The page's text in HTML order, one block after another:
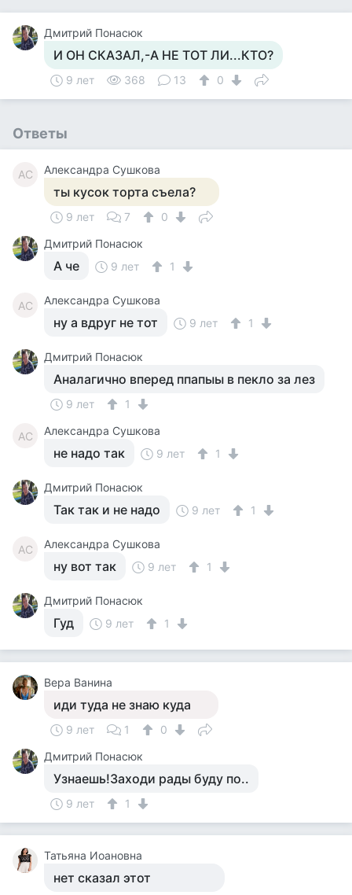
Дмитрий Понасюк
И ОН СКАЗАЛ,-А НЕ ТОТ ЛИ...КТО?
9 лет 368 13 0
Ответы
АС Александра Сушкова
ты кусок торта съела?
9 лет 7
0
Дмитрий Понасюк
А че 9 лет 1
АС Александра Сушкова
ну а вдруг не тот 9 лет 1
Дмитрий Понасюк
Аналагично вперед ппапыы в пекло за лез
9 лет 1
АС Александра Сушкова
не надо так 9 лет 1
Дмитрий Понасюк
Так так и не надо 9 лет 1
АС Александра Сушкова
ну вот так 9 лет 1
Дмитрий Понасюк
Гуд 9 лет 1
Вера Ванина
иди туда не знаю куда
9 лет 1
0
Дмитрий Понасюк
Узнаешь!Заходи рады буду по..
9 лет 1
Татьяна Иоановна
нет сказал этот